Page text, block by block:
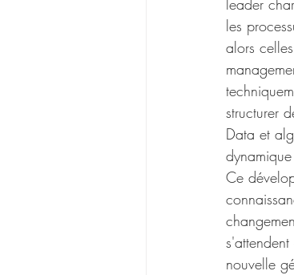
leader
les
alors
structurer
Data et
Ce
nouvelle